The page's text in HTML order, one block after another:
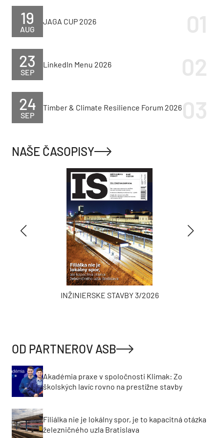
AUG
19 JAGA CUP 2026
SEP
23 LinkedIn Menu 2026
SEP
24 Timber & Climate Resilience Forum 2026
NAŠE ČASOPISY
INŽINIERSKE STAVBY 3/2026
OD PARTNEROV ASB
Akadémia praxe v spoločnosti Klimak: Zo
školských lavíc rovno na prestížne stavby
Filiálka nie je lokálny spor, je to kapacitná otázka
železničného uzla Bratislava